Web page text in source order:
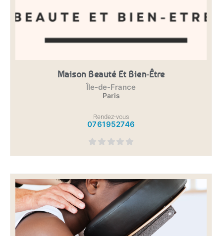
Maison Beauté Et Bien-Être
Île-de-France
Paris
Rendez-vous
0761952746